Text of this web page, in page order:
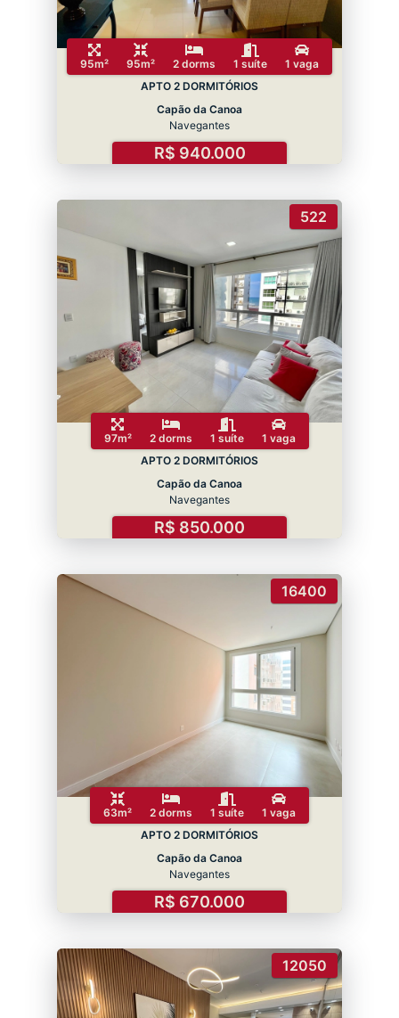
95m² 95m² 2 dorms 1 suíte
1 vaga
APTO 2 DORMITÓRIOS
Capão da Canoa
Navegantes
R$ 940.000
522
97m² 2 dorms 1 suíte
1 vaga
APTO 2 DORMITÓRIOS
Capão da Canoa
Navegantes
R$ 850.000
16400
63m² 2 dorms 1 suíte
1 vaga
APTO 2 DORMITÓRIOS
Capão da Canoa
Navegantes
R$ 670.000
12050